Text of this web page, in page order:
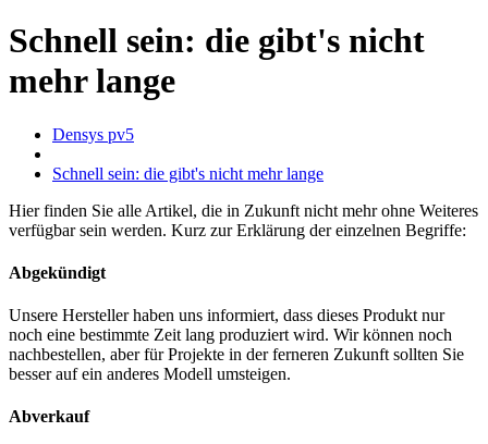
Schnell sein: die gibt's nicht
mehr lange
Densys pv5
Schnell sein: die gibt's nicht mehr lange
Hier finden Sie alle Artikel, die in Zukunft nicht mehr ohne Weiteres
verfügbar sein werden. Kurz zur Erklärung der einzelnen Begriffe:
Abgekündigt
Unsere Hersteller haben uns informiert, dass dieses Produkt nur
noch eine bestimmte Zeit lang produziert wird. Wir können noch
nachbestellen, aber für Projekte in der ferneren Zukunft sollten Sie
besser auf ein anderes Modell umsteigen.
Abverkauf